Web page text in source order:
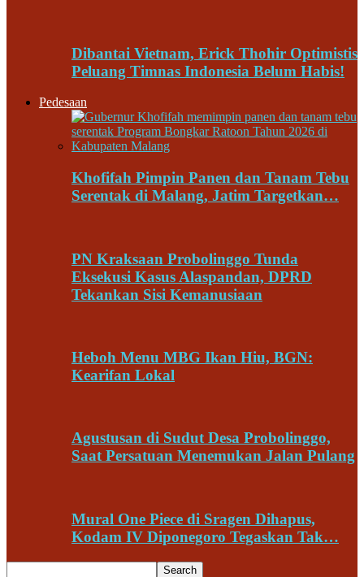
Dibantai Vietnam, Erick Thohir Optimistis
Peluang Timnas Indonesia Belum Habis!
Pedesaan
Khofifah Pimpin Panen dan Tanam Tebu
Serentak di Malang, Jatim Targetkan…
PN Kraksaan Probolinggo Tunda
Eksekusi Kasus Alaspandan, DPRD
Tekankan Sisi Kemanusiaan
Heboh Menu MBG Ikan Hiu, BGN:
Kearifan Lokal
Agustusan di Sudut Desa Probolinggo,
Saat Persatuan Menemukan Jalan Pulang
Mural One Piece di Sragen Dihapus,
Kodam IV Diponegoro Tegaskan Tak…